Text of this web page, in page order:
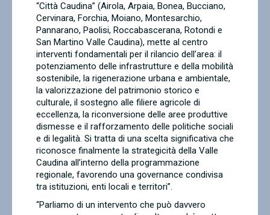
“Città Caudina” (Airola, Arpaia, Bonea, Bucciano,
Cervinara, Forchia, Moiano, Montesarchio,
Pannarano, Paolisi, Roccabascerana, Rotondi e
San Martino Valle Caudina), mette al centro
interventi fondamentali per il rilancio dell’area: il
potenziamento delle infrastrutture e della mobilità
sostenibile, la rigenerazione urbana e ambientale,
la valorizzazione del patrimonio storico e
culturale, il sostegno alle filiere agricole di
eccellenza, la riconversione delle aree produttive
dismesse e il rafforzamento delle politiche sociali
e di legalità. Si tratta di una scelta significativa che
riconosce finalmente la strategicità della Valle
Caudina all’interno della programmazione
regionale, favorendo una governance condivisa
tra istituzioni, enti locali e territori”.
“Parliamo di un intervento che può davvero